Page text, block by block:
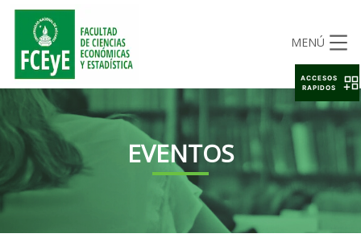
MENÚ
EVENTOS
ACCESOS
RAPIDOS